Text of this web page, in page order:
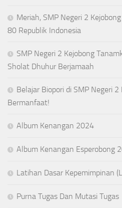
Meriah, SMP Negeri 2
80 Republik Indonesia
SMP Negeri 2 Kejobong
Sholat Dhuhur Berjamaah
Belajar Biopori di SMP Negeri 2
Bermanfaat!
Album Kenangan 2024
Album Kenangan Esperobong
Latihan Dasar Kepemimpinan
Purna Tugas Dan Mutasi Tugas